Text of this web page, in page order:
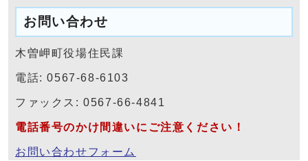
お問い合わせ
木曽岬町役場住民課
電話: 0567-68-6103
ファックス: 0567-66-4841
電話番号のかけ間違いにご注意ください！
お問い合わせフォーム